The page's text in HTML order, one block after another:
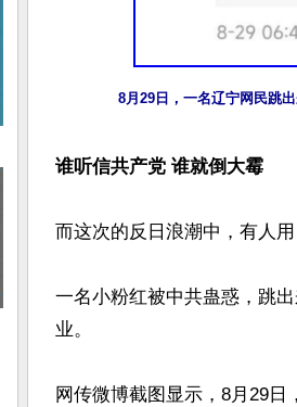
8月29日，一名辽宁网民跳
谁听信共产党 谁就倒大霉
而这次的反日浪潮中，有人
一名小粉红被中共蛊惑，跳
业。
网传微博截图显示，8月29日